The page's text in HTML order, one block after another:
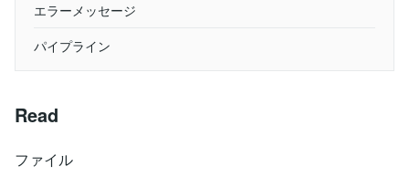
エラーメッセージ
パイプライン
Read
ファイル